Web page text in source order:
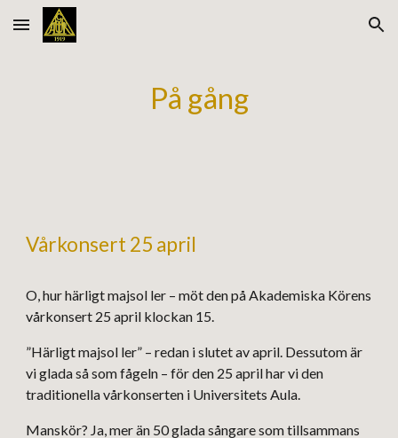
Skip to main content Skip to navigation
På gång
Vårkonsert 25 april
O, hur härligt majsol ler – möt den på Akademiska Körens
vårkonsert 25 april klockan 15.
”Härligt majsol ler” – redan i slutet av april. Dessutom är
vi glada så som fågeln – för den 25 april har vi den
traditionella vårkonserten i Universitets Aula.
Manskör? Ja, mer än 50 glada sångare som tillsammans